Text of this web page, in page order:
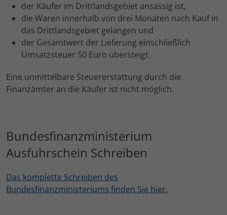
der Käufer im Drittlandsgebiet ansässig ist,
die Waren innerhalb von drei Monaten nach Kauf in
das Drittlandsgebiet gelangen und
der Gesamtwert der Lieferung einschließlich
Umsatzsteuer 50 Euro übersteigt.
Eine unmittelbare Steuererstattung durch die
Finanzämter an die Käufer ist nicht möglich.
Bundesfinanzministerium
Ausfuhrschein Schreiben
Das komplette Schreiben des
Bundesfinanzministeriums finden Sie hier.